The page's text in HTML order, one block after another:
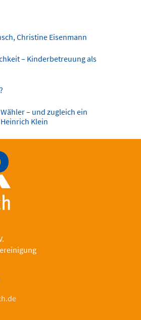
Christine Eisenmann
– Kinderbetreuung als
– und zugleich ein
Klein